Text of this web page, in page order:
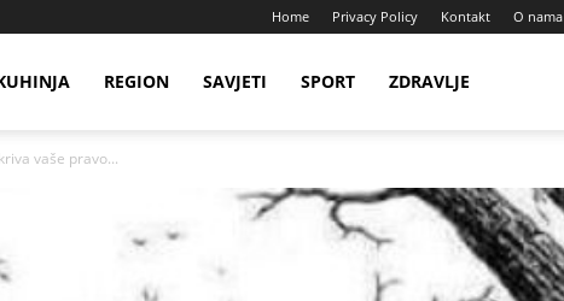
Home Privacy Policy Kontakt O nama
REGION SAVJETI SPORT ZDRAVLJE
vaše pravo...